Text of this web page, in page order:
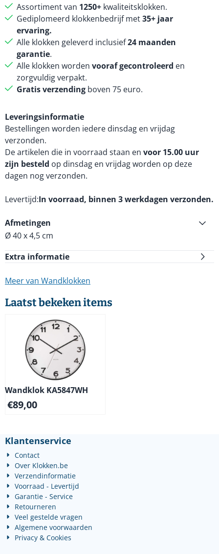
Assortiment van 1250+ kwaliteitsklokken.
Gediplomeerd klokkenbedrijf met35+ jaar
ervaring.
Alle klokken geleverd inclusief24 maanden
garantie.
Alle klokken worden vooraf gecontroleerd en
zorgvuldig verpakt.
Gratis verzending boven 75 euro.
Leveringsinformatie
Bestellingen worden iedere dinsdag en vrijdag
verzonden.
De artikelen die in voorraad staan en voor 15.00 uur
zijn besteld op dinsdag en vrijdag worden op deze
dagen nog verzonden.
Levertijd In voorraad, binnen 3 werkdagen verzonden.
Afmetingen
Ø 40 x 4,5 cm
Extra informatie
Meer van Wandklokken
Laatst bekeken items
Wandklok KA5847WH
€89,00
Klantenservice
Contact
Over Klokken.be
Verzendinformatie
Voorraad - Levertijd
Garantie - Service
Retourneren
Veel gestelde vragen
Algemene voorwaarden
Privacy & Cookies